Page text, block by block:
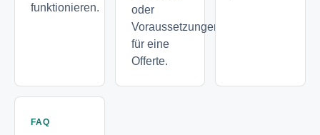
funktionieren.
oder
Voraussetzungen
für eine
Offerte.
FAQ